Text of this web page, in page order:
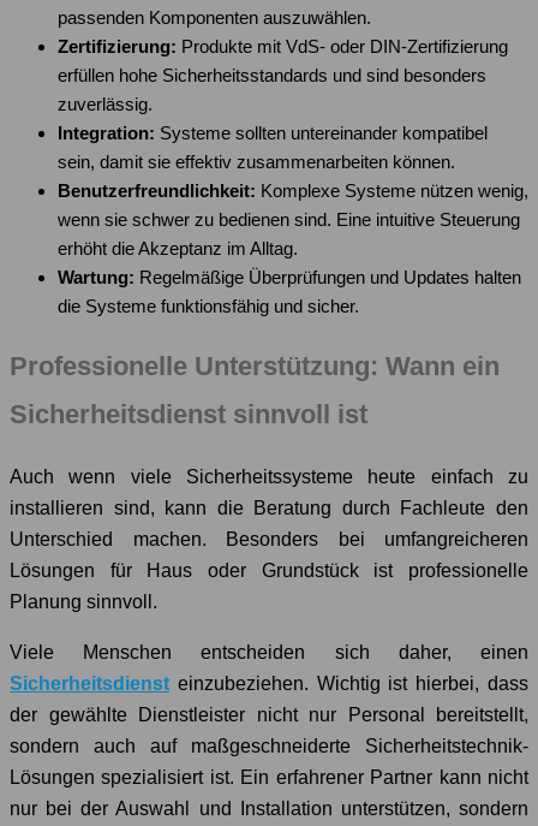
passenden Komponenten auszuwählen.
Zertifizierung: Produkte mit VdS- oder DIN-Zertifizierung
erfüllen hohe Sicherheitsstandards und sind besonders
zuverlässig.
Integration: Systeme sollten untereinander kompatibel
sein, damit sie effektiv zusammenarbeiten können.
Benutzerfreundlichkeit: Komplexe Systeme nützen wenig,
wenn sie schwer zu bedienen sind. Eine intuitive Steuerung
erhöht die Akzeptanz im Alltag.
Wartung: Regelmäßige Überprüfungen und Updates halten
die Systeme funktionsfähig und sicher.
Professionelle Unterstützung: Wann ein
Sicherheitsdienst sinnvoll ist
Auch wenn viele Sicherheitssysteme heute einfach zu
installieren sind, kann die Beratung durch Fachleute den
Unterschied machen. Besonders bei umfangreicheren
Lösungen für Haus oder Grundstück ist professionelle
Planung sinnvoll.
Viele Menschen entscheiden sich daher, einen
Sicherheitsdienst einzubeziehen. Wichtig ist hierbei, dass
der gewählte Dienstleister nicht nur Personal bereitstellt,
sondern auch auf maßgeschneiderte Sicherheitstechnik-
Lösungen spezialisiert ist. Ein erfahrener Partner kann nicht
nur bei der Auswahl und Installation unterstützen, sondern